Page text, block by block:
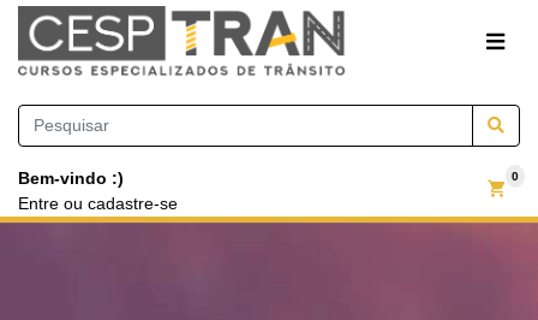
Bem-vindo :)
Entre ou cadastre-se
0